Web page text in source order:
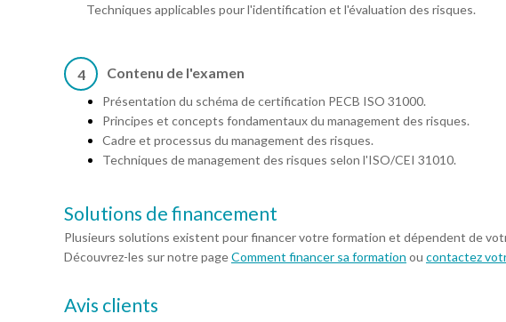
Techniques applicables pour l'identification et l'évaluation des risques.
4 Contenu de l'examen
Présentation du schéma de certification PECB ISO 31000.
Principes et concepts fondamentaux du management des risques.
Cadre et processus du management des risques.
Techniques de management des risques selon l'ISO/CEI 31010.
Solutions de financement
Plusieurs solutions existent pour financer votre formation et dépendent de
Découvrez-les sur notre pageComment financer sa formation ou contactez
Avis clients